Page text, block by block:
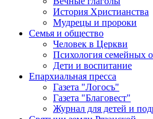
История Христианства
Мудрецы и пророки
Семья и общество
Человек в Церкви
Психология семейных
Дети и воспитание
Епархиальная пресса
Газета "Логосъ"
Газета "Благовест"
Журнал для детей и